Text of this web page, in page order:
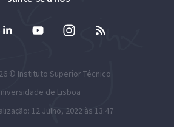
© Instituto Superior Técnico
de Lisboa
12 Julho, 2022 às 13:47